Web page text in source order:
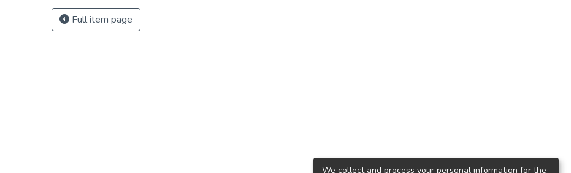
Full item page
We collect and process your personal information for the